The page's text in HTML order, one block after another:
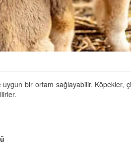
bir ortam sağlayabilir. Köpekler,
Su İçmiyor, Köpeklerin
Sebepleri
ve Korunma Yöntemleri